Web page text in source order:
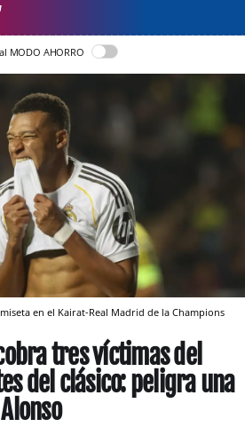
MODO AHORRO
en el Kairat-Real Madrid de la Champions
tres víctimas del
del clásico: peligra una